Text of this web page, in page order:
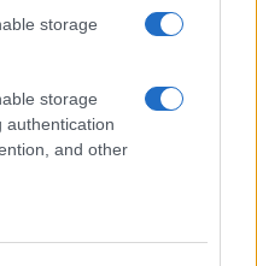
storage
storage
authentication
and other